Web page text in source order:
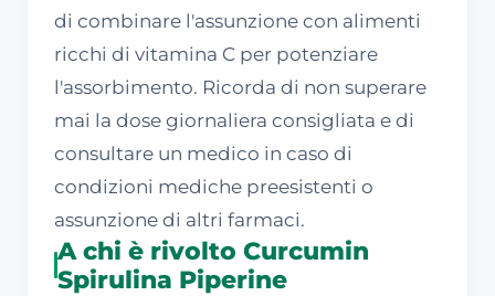
di combinare l'assunzione con alimenti
ricchi di vitamina C per potenziare
l'assorbimento. Ricorda di non superare
mai la dose giornaliera consigliata e di
consultare un medico in caso di
condizioni mediche preesistenti o
assunzione di altri farmaci.
A chi è rivolto Curcumin
Spirulina Piperine